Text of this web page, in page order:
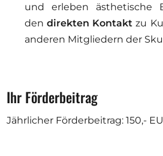
und erleben ästhetische
dendirekten Kontaktzu
anderen Mitgliedern der
Ihr Förderbeitrag
Jährlicher Förderbeitrag: 150,-